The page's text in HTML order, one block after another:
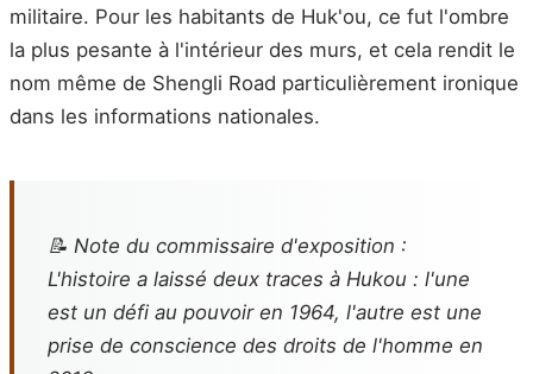
militaire. Pour les habitants de Huk'ou, ce fut l'ombre
la plus pesante à l'intérieur des murs, et cela rendit le
nom même de Shengli Road particulièrement ironique
dans les informations nationales.
📝 Note du commissaire d'exposition :
L'histoire a laissé deux traces à Hukou : l'une
est un défi au pouvoir en 1964, l'autre est une
prise de conscience des droits de l'homme en